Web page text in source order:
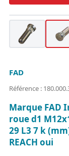
FAD
Référence :
Marque FAD
roue d1
29 L3 7 k
REACH oui